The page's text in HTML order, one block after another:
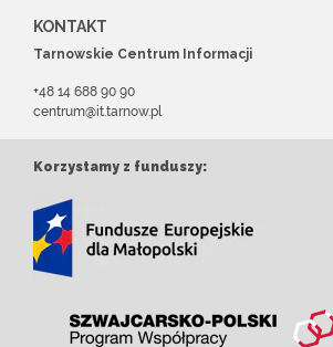
KONTAKT
Tarnowskie Centrum Informacji
+48 14 688 90 90
centrum@it.tarnow.pl
Korzystamy z funduszy: